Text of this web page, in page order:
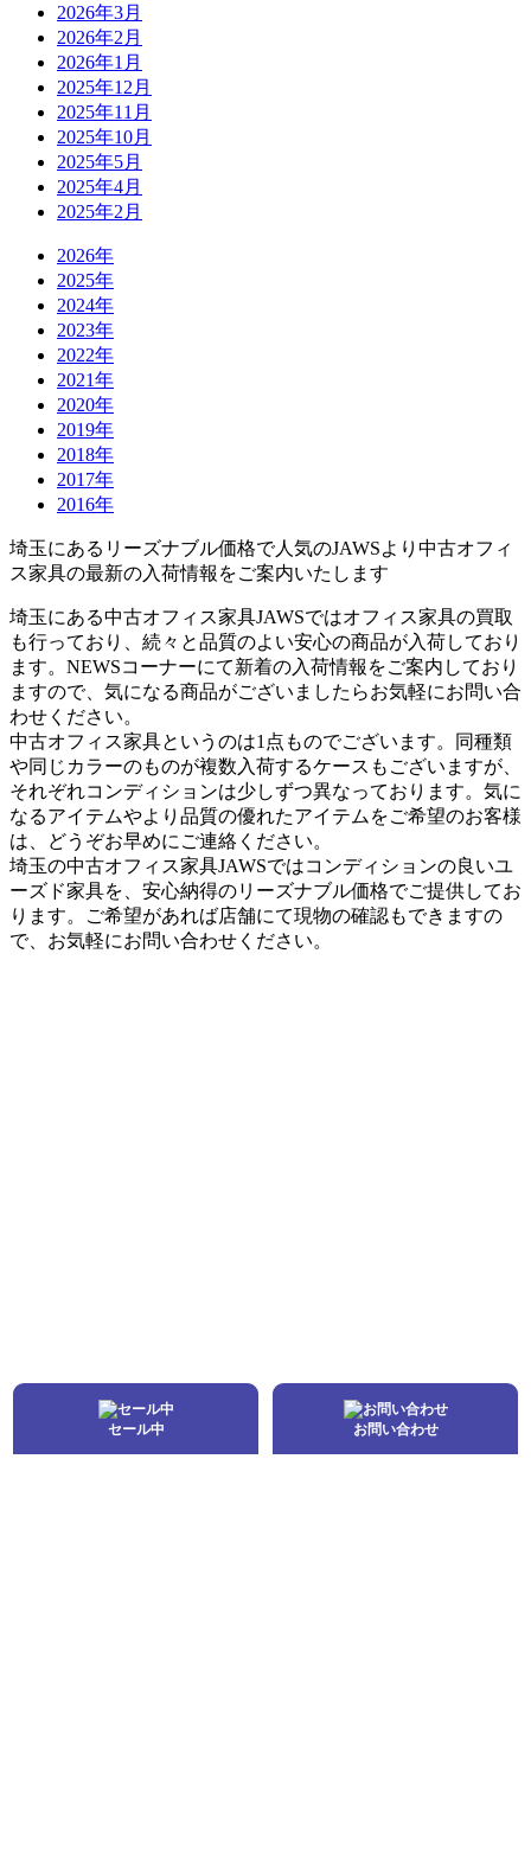
2026年3月
2026年2月
2026年1月
2025年12月
2025年11月
2025年10月
2025年5月
2025年4月
2025年2月
2026年
2025年
2024年
2023年
2022年
2021年
2020年
2019年
2018年
2017年
2016年
埼玉にあるリーズナブル価格で人気のJAWSより中古オフィ
ス家具の最新の入荷情報をご案内いたします
埼玉にある中古オフィス家具JAWSではオフィス家具の買取
も行っており、続々と品質のよい安心の商品が入荷しており
ます。NEWSコーナーにて新着の入荷情報をご案内しており
ますので、気になる商品がございましたらお気軽にお問い合
わせください。
中古オフィス家具というのは1点ものでございます。同種類
や同じカラーのものが複数入荷するケースもございますが、
それぞれコンディションは少しずつ異なっております。気に
なるアイテムやより品質の優れたアイテムをご希望のお客様
は、どうぞお早めにご連絡ください。
埼玉の中古オフィス家具JAWSではコンディションの良いユ
ーズド家具を、安心納得のリーズナブル価格でご提供してお
ります。ご希望があれば店舗にて現物の確認もできますの
で、お気軽にお問い合わせください。
トップページ
セール中 お問い合わせ